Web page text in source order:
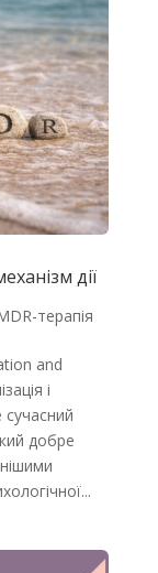
дії
терапія
and
і
добре